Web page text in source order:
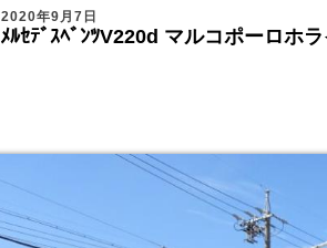
2020年9月7日
ﾒﾙｾﾃﾞｽﾍﾞﾝﾂV220d マルコポーロホ